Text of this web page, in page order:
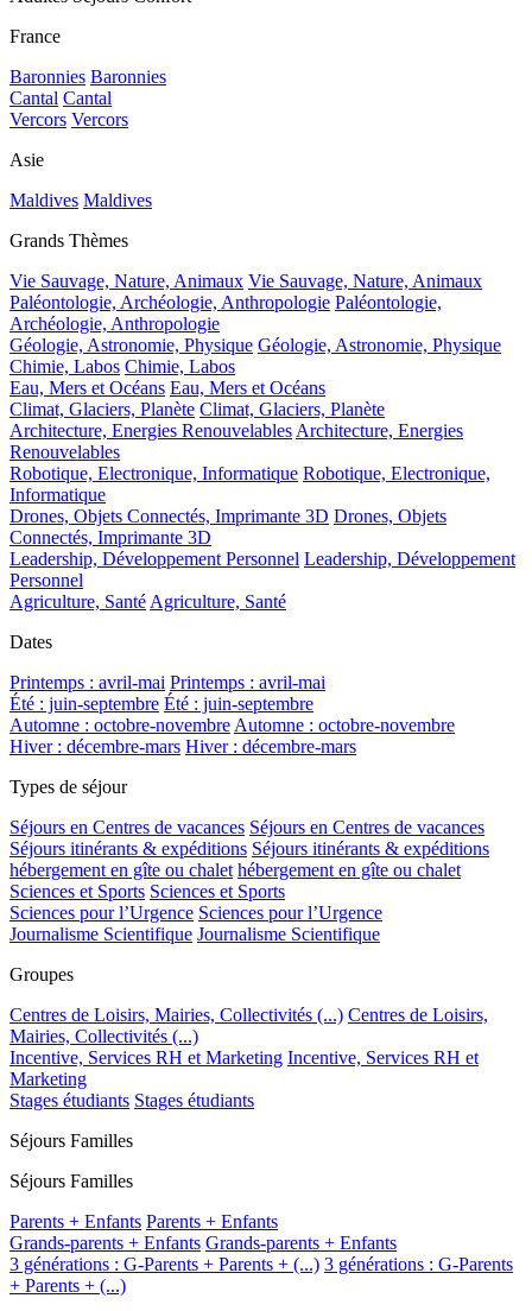
France
Baronnies Baronnies
Cantal Cantal
Vercors Vercors
Asie
Maldives Maldives
Grands Thèmes
Vie Sauvage, Nature, Animaux Vie Sauvage, Nature, Animaux
Paléontologie, Archéologie, Anthropologie Paléontologie,
Archéologie, Anthropologie
Géologie, Astronomie, Physique Géologie, Astronomie, Physique
Chimie, Labos Chimie, Labos
Eau, Mers et Océans Eau, Mers et Océans
Climat, Glaciers, Planète Climat, Glaciers, Planète
Architecture, Energies RenouvelablesArchitecture, Energies
Renouvelables
Robotique, Electronique, Informatique Robotique, Electronique,
Informatique
Drones, Objets Connectés, Imprimante 3D Drones, Objets
Connectés, Imprimante 3D
Leadership, Développement Personnel Leadership, Développement
Personnel
Agriculture, SantéAgriculture, Santé
Dates
Printemps : avril-mai Printemps : avril-mai
Été : juin-septembre Été : juin-septembre
Automne : octobre-novembreAutomne : octobre-novembre
Hiver : décembre-mars Hiver : décembre-mars
Types de séjour
Séjours en Centres de vacances Séjours en Centres de vacances
Séjours itinérants & expéditions Séjours itinérants & expéditions
hébergement en gîte ou chalet hébergement en gîte ou chalet
Sciences et Sports Sciences et Sports
Sciences pour l’Urgence Sciences pour l’Urgence
Journalisme Scientifique Journalisme Scientifique
Groupes
Centres de Loisirs, Mairies, Collectivités (...) Centres de Loisirs,
Mairies, Collectivités (...)
Incentive, Services RH et Marketing Incentive, Services RH et
Marketing
Stages étudiants Stages étudiants
Séjours Familles
Séjours Familles
Parents + Enfants Parents + Enfants
Grands-parents + Enfants Grands-parents + Enfants
3 générations : G-Parents + Parents + (...) 3 générations : G-Parents
+ Parents + (...)